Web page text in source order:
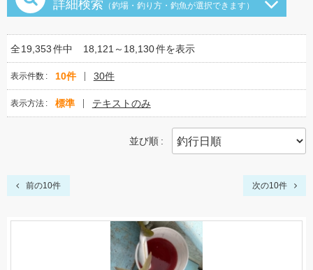
詳細検索 （釣場・釣り方・釣魚が選択できます）
全19,353件中 18,121～18,130件を表示
表示件数 10件 30件
表示方法 標準 テキストのみ
並び順
前の10件 次の10件